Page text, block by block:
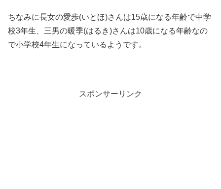
ちなみに長女の愛歩(いとほ)さんは15歳になる年齢で中学
校3年生、三男の暖季(はるき)さんは10歳になる年齢なの
で小学校4年生になっているようです。
スポンサーリンク